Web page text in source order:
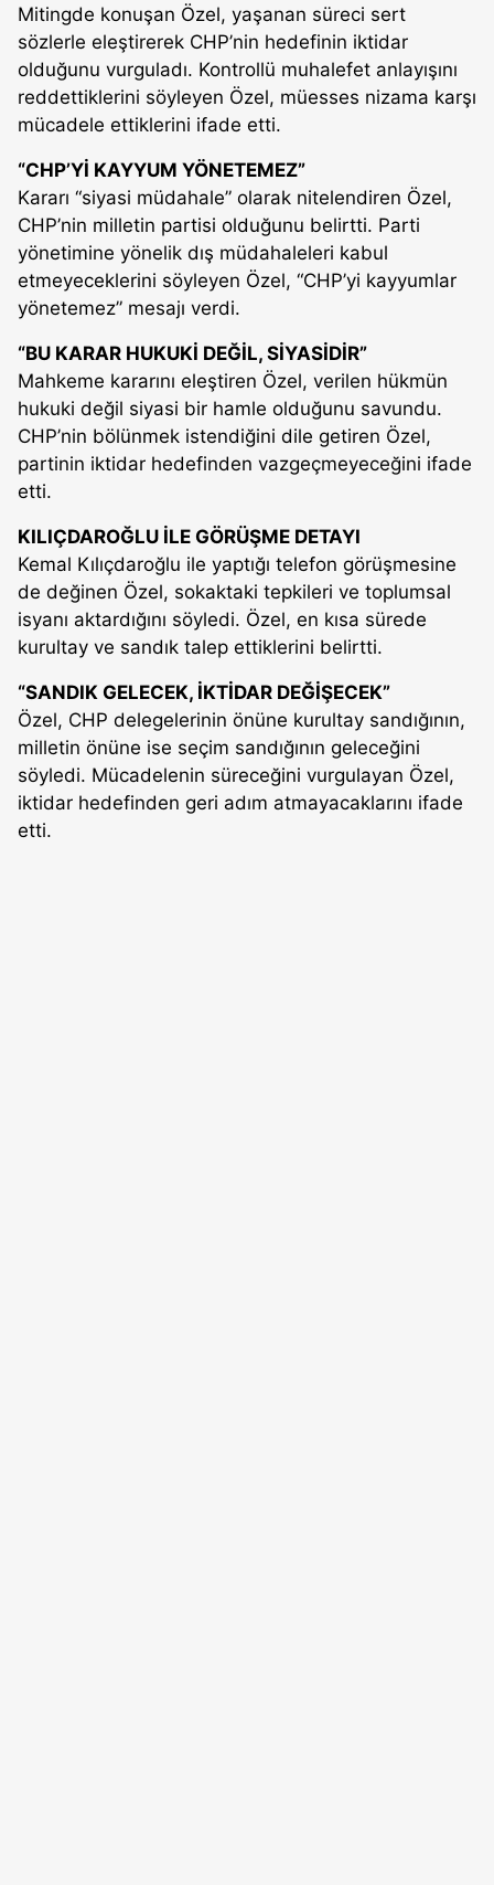
Mitingde konuşan Özel, yaşanan süreci sert
sözlerle eleştirerek CHP’nin hedefinin iktidar
olduğunu vurguladı. Kontrollü muhalefet anlayışını
reddettiklerini söyleyen Özel, müesses nizama karşı
mücadele ettiklerini ifade etti.
“CHP’Yİ KAYYUM YÖNETEMEZ”
Kararı “siyasi müdahale” olarak nitelendiren Özel,
CHP’nin milletin partisi olduğunu belirtti. Parti
yönetimine yönelik dış müdahaleleri kabul
etmeyeceklerini söyleyen Özel, “CHP’yi kayyumlar
yönetemez” mesajı verdi.
“BU KARAR HUKUKİ DEĞİL, SİYASİDİR”
Mahkeme kararını eleştiren Özel, verilen hükmün
hukuki değil siyasi bir hamle olduğunu savundu.
CHP’nin bölünmek istendiğini dile getiren Özel,
partinin iktidar hedefinden vazgeçmeyeceğini ifade
etti.
KILIÇDAROĞLU İLE GÖRÜŞME DETAYI
Kemal Kılıçdaroğlu ile yaptığı telefon görüşmesine
de değinen Özel, sokaktaki tepkileri ve toplumsal
isyanı aktardığını söyledi. Özel, en kısa sürede
kurultay ve sandık talep ettiklerini belirtti.
“SANDIK GELECEK, İKTİDAR DEĞİŞECEK”
Özel, CHP delegelerinin önüne kurultay sandığının,
milletin önüne ise seçim sandığının geleceğini
söyledi. Mücadelenin süreceğini vurgulayan Özel,
iktidar hedefinden geri adım atmayacaklarını ifade
etti.